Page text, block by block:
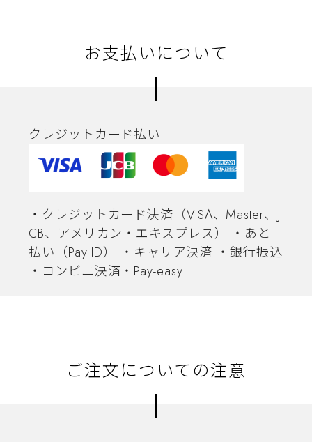
お支払いについて
クレジットカード払い
・クレジットカード決済（VISA、Master、J
CB、アメリカン・エキスプレス） ・あと
払い（Pay ID） ・キャリア決済 ・銀行振込
・コンビニ決済・Pay-easy
ご注文についての注意